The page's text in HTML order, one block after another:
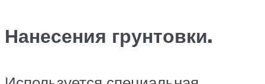
Нанесения грунтовки.